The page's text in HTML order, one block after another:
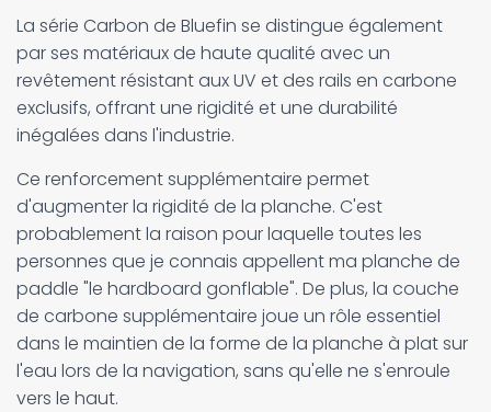
La série Carbon de Bluefin se distingue également
par ses matériaux de haute qualité avec un
revêtement résistant aux UV et des rails en carbone
exclusifs, offrant une rigidité et une durabilité
inégalées dans l'industrie.
Ce renforcement supplémentaire permet
d'augmenter la rigidité de la planche. C'est
probablement la raison pour laquelle toutes les
personnes que je connais appellent ma planche de
paddle "le hardboard gonflable". De plus, la couche
de carbone supplémentaire joue un rôle essentiel
dans le maintien de la forme de la planche à plat sur
l'eau lors de la navigation, sans qu'elle ne s'enroule
vers le haut.